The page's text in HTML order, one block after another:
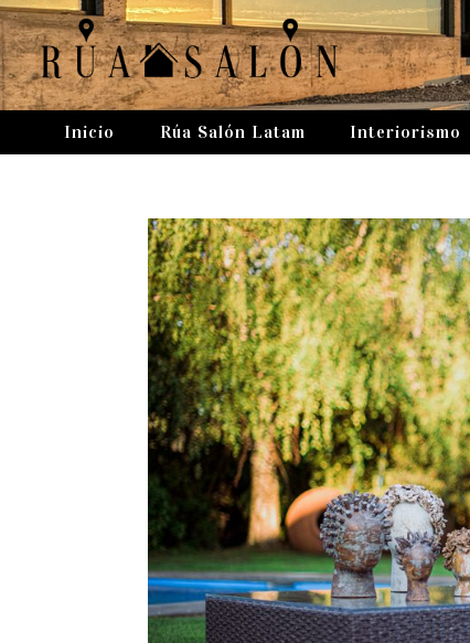
Inicio Rúa Salón Latam Interiorismo